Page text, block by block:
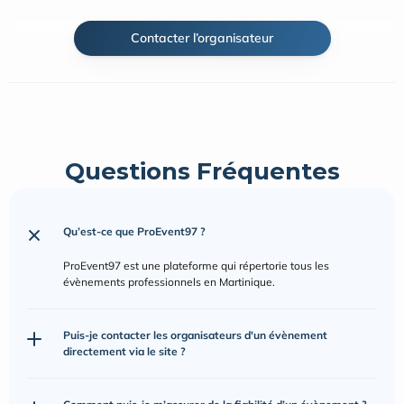
Contacter l’organisateur
Questions Fréquentes
Qu’est-ce que ProEvent97 ?
ProEvent97 est une plateforme qui répertorie tous les
évènements professionnels en Martinique.
Puis-je contacter les organisateurs d'un évènement
directement via le site ?